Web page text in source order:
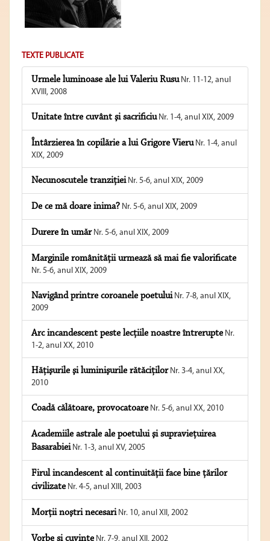
TEXTE PUBLICATE
Urmele luminoase ale lui Valeriu RusuNr. 11-12, anul
XVIII, 2008
Unitate între cuvânt şi sacrificiuNr. 1-4, anul XIX, 2009
Întârzierea în copilărie a lui Grigore VieruNr. 1-4, anul
XIX, 2009
Necunoscutele tranziţieiNr. 5-6, anul XIX, 2009
De ce mă doare inima? Nr. 5-6, anul XIX, 2009
Durere în umărNr. 5-6, anul XIX, 2009
Marginile românităţii urmează să mai fie valorificate
Nr. 5-6, anul XIX, 2009
Navigând printre coroanele poetuluiNr. 7-8, anul XIX,
2009
Arc incandescent peste lecţiile noastre întrerupteNr.
1-2, anul XX, 2010
Hăţişurile şi luminişurile rătăciţilorNr. 3-4, anul XX,
2010
Coadă călătoare, provocatoareNr. 5-6, anul XX, 2010
Academiile astrale ale poetului şi supravieţuirea
BasarabieiNr. 1-3, anul XV, 2005
Firul incandescent al continuităţii face bine ţărilor
civilizateNr. 4-5, anul XIII, 2003
Morţii noştri necesariNr. 10, anul XII, 2002
Vorbe şi cuvinteNr. 7-9, anul XII, 2002